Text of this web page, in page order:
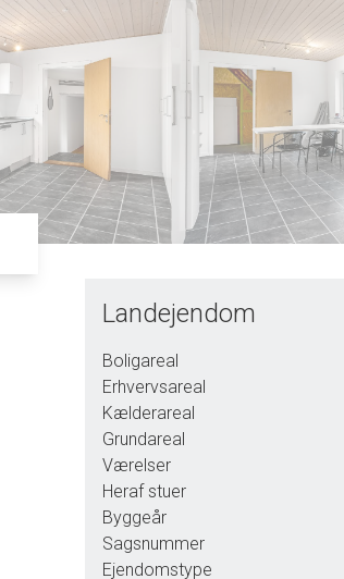
5
7
8
9
8
9
Landejendom
Boligareal
Erhvervsareal
Kælderareal
Grundareal
Værelser
Heraf stuer
Byggeår
Sagsnummer
Ejendomstype